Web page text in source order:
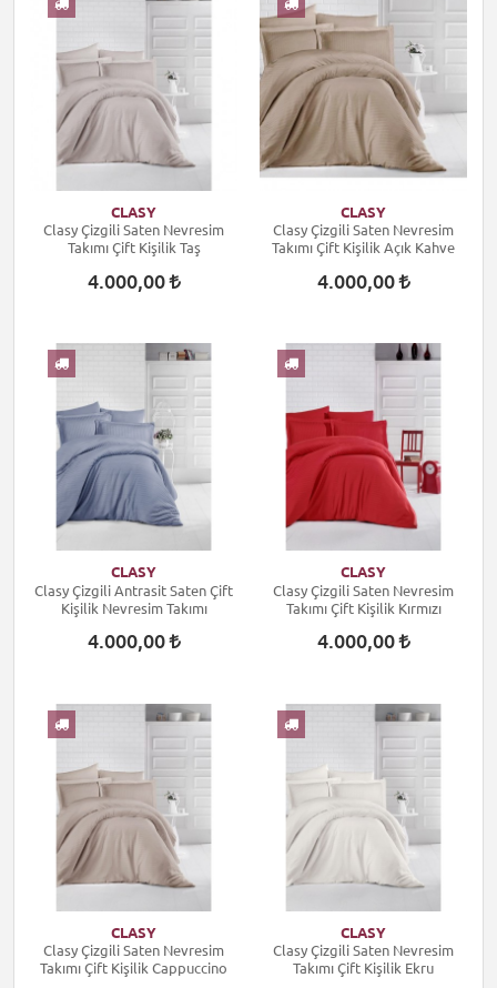
CLASY
Clasy Çizgili Saten Nevresim
Takımı Çift Kişilik Taş
4.000,00
CLASY
Clasy Çizgili Saten Nevresim
Takımı Çift Kişilik Açık Kahve
4.000,00
CLASY
Clasy Çizgili Antrasit Saten Çift
Kişilik Nevresim Takımı
4.000,00
CLASY
Clasy Çizgili Saten Nevresim
Takımı Çift Kişilik Kırmızı
4.000,00
CLASY
Clasy Çizgili Saten Nevresim
Takımı Çift Kişilik Cappuccino
CLASY
Clasy Çizgili Saten Nevresim
Takımı Çift Kişilik Ekru